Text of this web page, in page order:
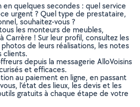
quelques secondes : quel service
urgent ? Quel type de prestataire,
souhaitez-vous ?
les monteurs de meubles,
Carrère ! Sur leur profil, consultez les
de leurs réalisations, les notes
clients.
depuis la messagerie AlloVoisins
et efficaces.
au paiement en ligne, en passant
l’état des lieux, les devis et les
gratuits à chaque étape de votre